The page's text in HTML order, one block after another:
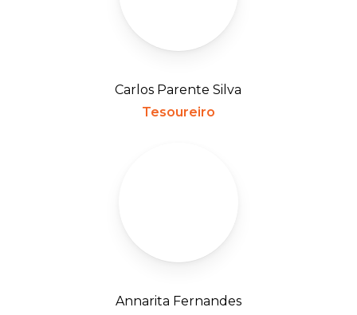
Carlos Parente Silva
Tesoureiro
Annarita Fernandes